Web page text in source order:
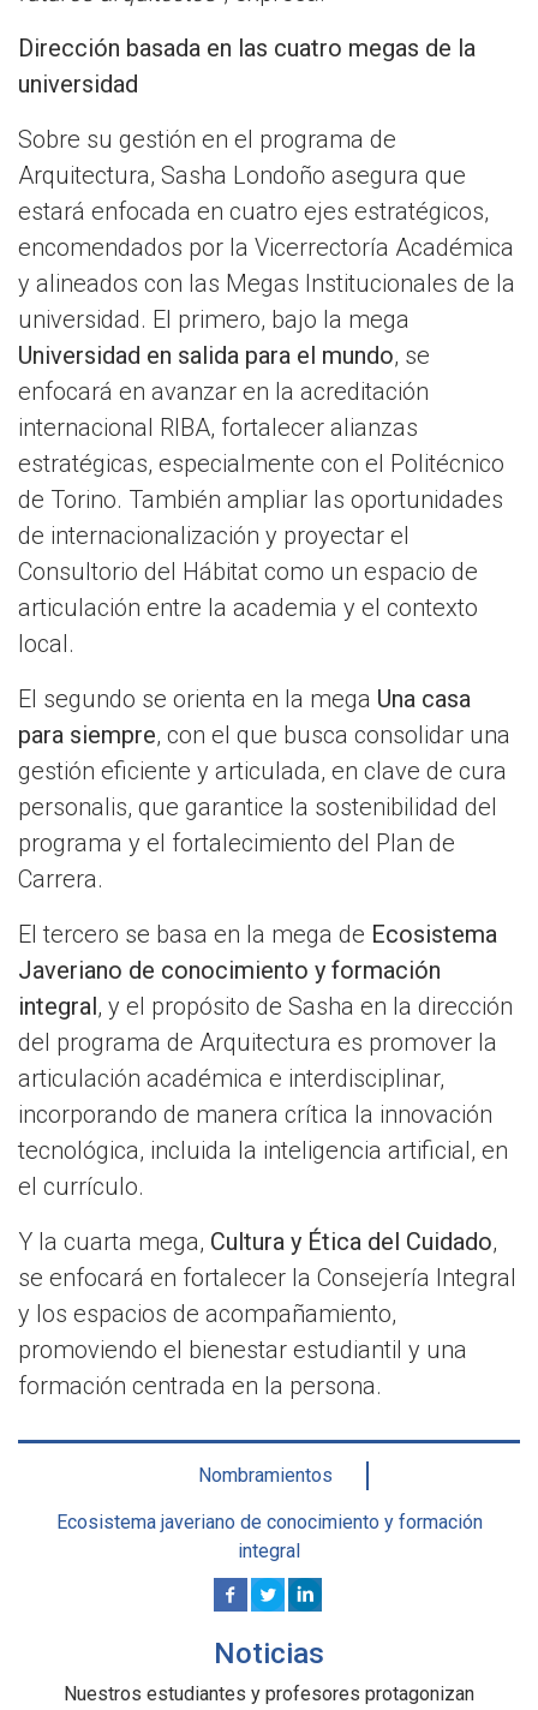
Dirección basada en las cuatro megas de la
universidad
Sobre su gestión en el programa de
Arquitectura, Sasha Londoño asegura que
estará enfocada en cuatro ejes estratégicos,
encomendados por la Vicerrectoría Académica
y alineados con las Megas Institucionales de la
universidad. El primero, bajo la mega
Universidad en salida para el mundo, se
enfocará en avanzar en la acreditación
internacional RIBA, fortalecer alianzas
estratégicas, especialmente con el Politécnico
de Torino. También ampliar las oportunidades
de internacionalización y proyectar el
Consultorio del Hábitat como un espacio de
articulación entre la academia y el contexto
local.
El segundo se orienta en la mega Una casa
para siempre, con el que busca consolidar una
gestión eficiente y articulada, en clave de cura
personalis, que garantice la sostenibilidad del
programa y el fortalecimiento del Plan de
Carrera.
El tercero se basa en la mega de Ecosistema
Javeriano de conocimiento y formación
integral, y el propósito de Sasha en la dirección
del programa de Arquitectura es promover la
articulación académica e interdisciplinar,
incorporando de manera crítica la innovación
tecnológica, incluida la inteligencia artificial, en
el currículo.
Y la cuarta mega, Cultura y Ética del Cuidado,
se enfocará en fortalecer la Consejería Integral
y los espacios de acompañamiento,
promoviendo el bienestar estudiantil y una
formación centrada en la persona.
Nombramientos
Ecosistema javeriano de conocimiento y formación
integral
Noticias
Nuestros estudiantes y profesores protagonizan